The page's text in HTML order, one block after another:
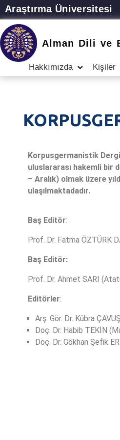
Araştırma Üniversitesi
Alman Dili ve
Hakkımızda Kişiler
Korpusgermanistik
uluslararası hakemli bir
– Aralık) olmak üzere
ulaşılmaktadadır.
Baş Editör:
Prof. Dr. Fatma ÖZTÜRK
Baş Editör:
Prof. Dr. Ahmet SARI
Editörler:
Arş. Gör. Dr. Kübra
Doç. Dr. Habib TEKİN
Doç. Dr. Gökhan Şefik